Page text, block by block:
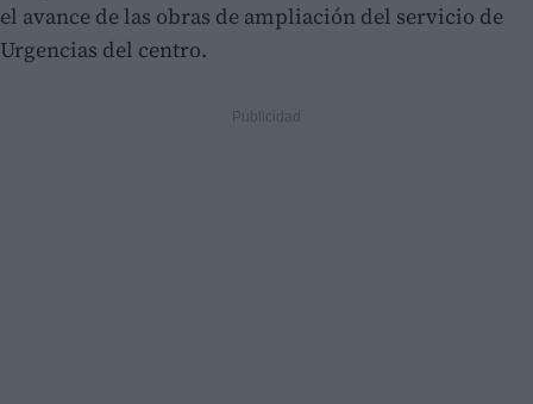
el avance de las obras de ampliación del servicio de
Urgencias del centro.